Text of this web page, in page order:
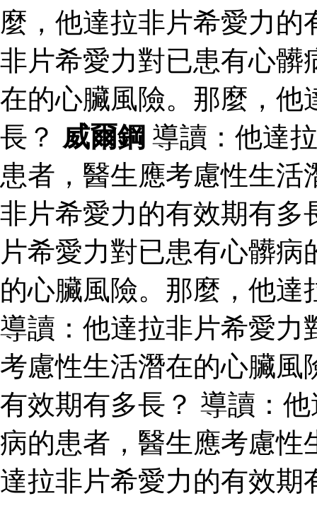
麼，他達拉非片希愛力
非片希愛力對已患有心髒
在的心臟風險。那麼，他
長？ 威爾鋼 導讀：他達
患者，醫生應考慮性生
非片希愛力的有效期有多
片希愛力對已患有心髒
的心臟風險。那麼，他
導讀：他達拉非片希愛力
考慮性生活潛在的心臟風
有效期有多長？ 導讀：
病的患者，醫生應考慮性
達拉非片希愛力的有效期